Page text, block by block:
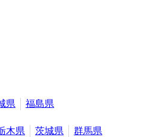
県 福島県
木県 茨城県 群馬県